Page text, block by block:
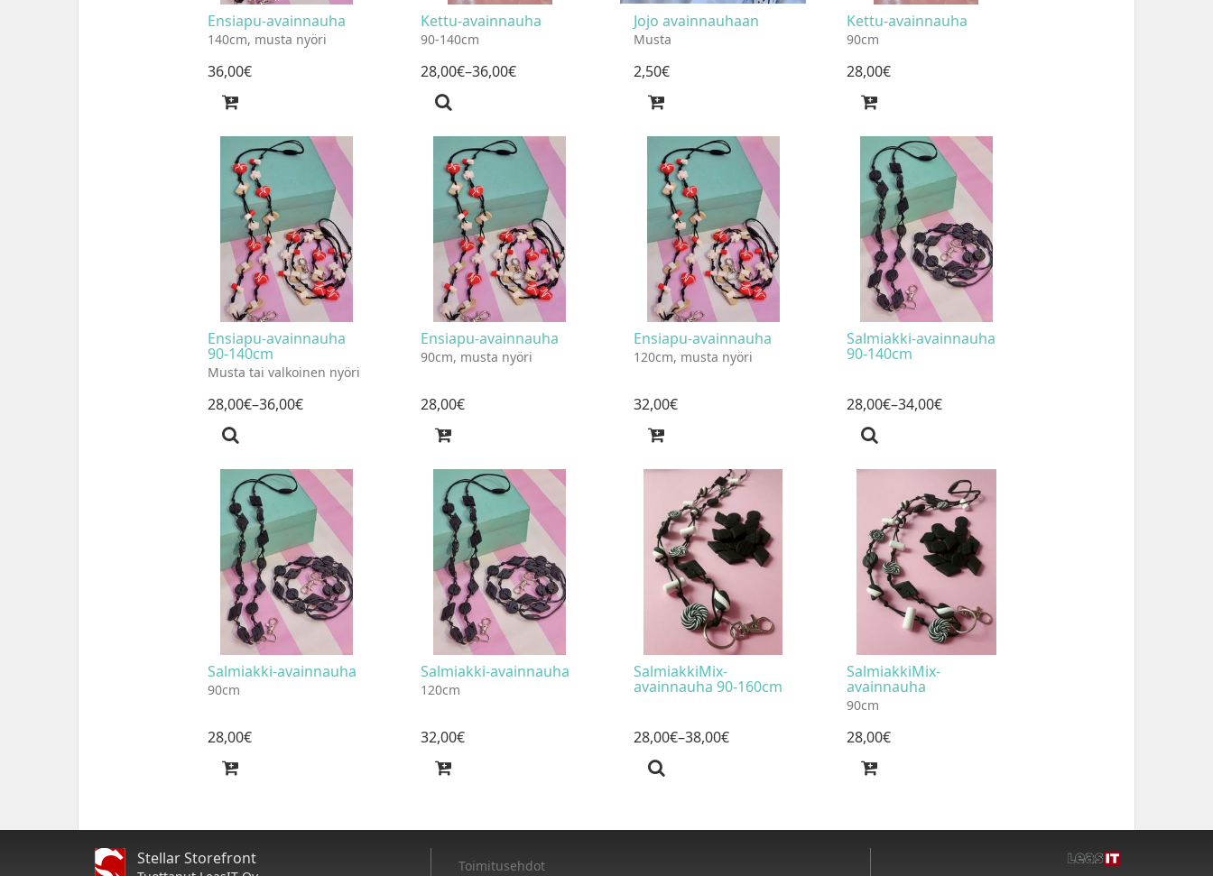
Ensiapu-avainnauha
140cm, musta nyöri
36,00€
Kettu-avainnauha
90-140cm
28,00€–36,00€
Jojo avainnauhaan
Musta
2,50€
Kettu-avainnauha
90cm
28,00€
Ensiapu-avainnauha
90-140cm
Musta tai valkoinen nyöri
28,00€–36,00€
Ensiapu-avainnauha
90cm, musta nyöri
28,00€
Ensiapu-avainnauha
120cm, musta nyöri
32,00€
Salmiakki-avainnauha
90-140cm
28,00€–34,00€
Salmiakki-avainnauha
90cm
28,00€
Salmiakki-avainnauha
120cm
32,00€
SalmiakkiMix-
avainnauha 90-160cm
28,00€–38,00€
SalmiakkiMix-
avainnauha
90cm
28,00€
Toimitusehdot
Stellar Storefront